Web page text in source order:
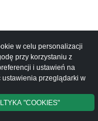
w celu personalizacji
przy korzystaniu z
i ustawień na
ustawienia przeglądarki w
"COOKIES"